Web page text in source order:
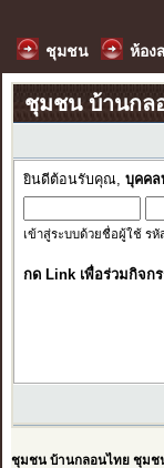
ชุมชน ห้อง
ชุมชน บ้านกล
ยินดีต้อนรับคุณ, บุคคล
เข้าสู่ระบบด้วยชื่อผู้ใช้ ร
กด Link เพื่อร่วมกิจก
ชุมชน บ้านกลอนไทย ชุมช